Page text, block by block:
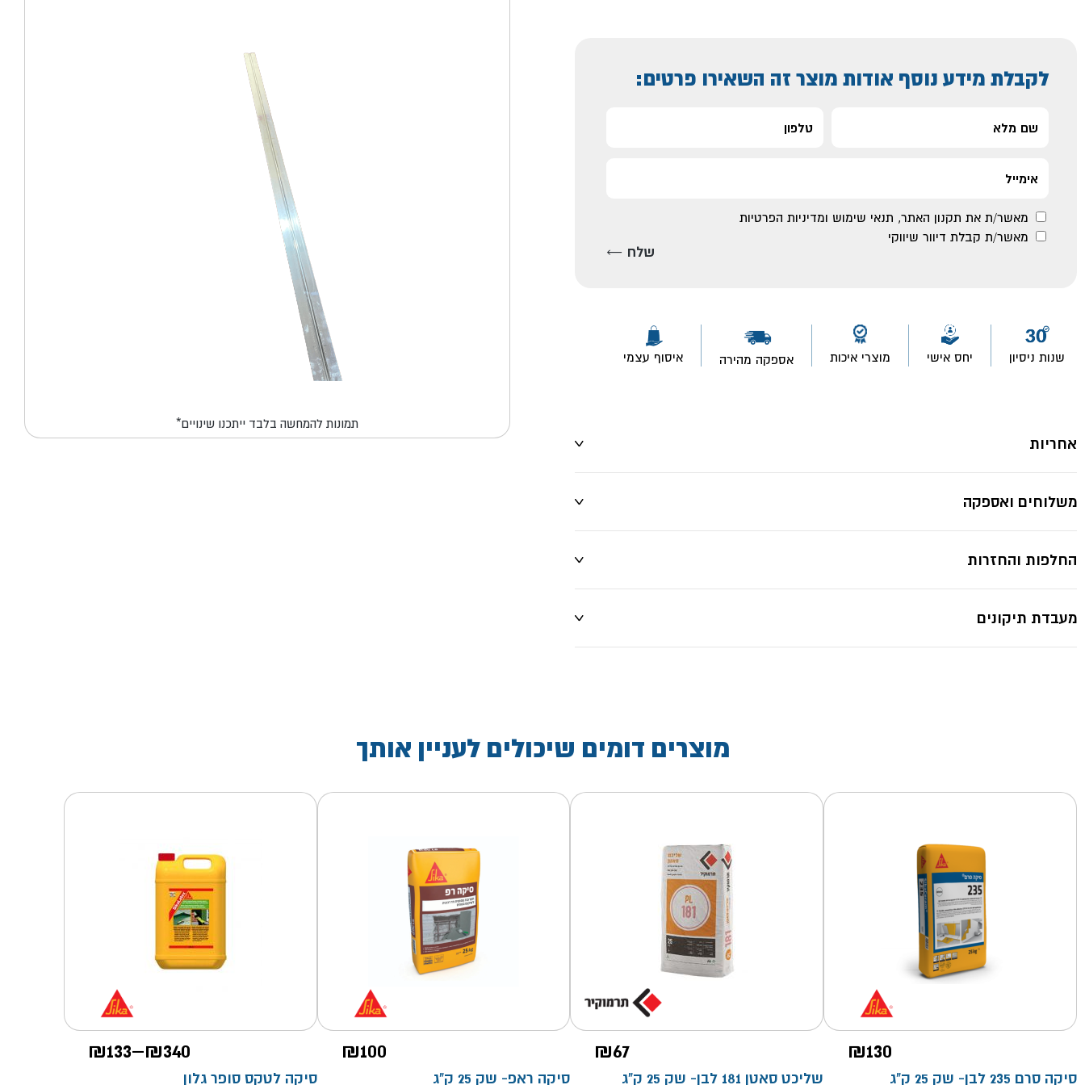
לקבלת מידע נוסף אודות מוצר זה השאירו פרטים:
מאשר/ת את תקנון האתר, תנאי שימוש ומדיניות הפרטיות
מאשר/ת קבלת דיוור שיווקי
שנות ניסיון יחס אישי מוצרי איכות אספקה מהירה איסוף עצמי
אחריות
משלוחים ואספקה
החלפות והחזרות
מעבדת תיקונים
*תמונות להמחשה בלבד ייתכנו שינויים
מוצרים דומים שיכולים לעניין אותך
₪130
סיקה סרם 235 לבן- שק 25 ק"ג
₪67
שליכט סאטן 181 לבן- שק 25 ק"ג
₪100
סיקה ראפ- שק 25 ק"ג
₪133–₪340
סיקה לטקס סופר גלון